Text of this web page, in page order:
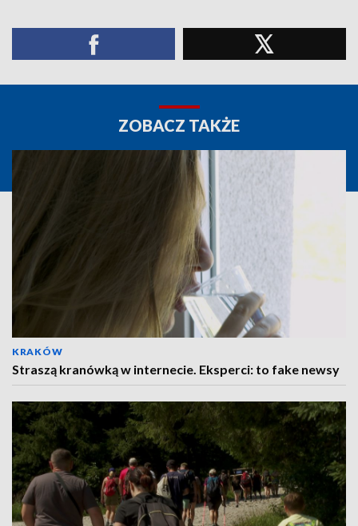
ZOBACZ TAKŻE
KRAKÓW
Straszą kranówką w internecie. Eksperci: to fake newsy